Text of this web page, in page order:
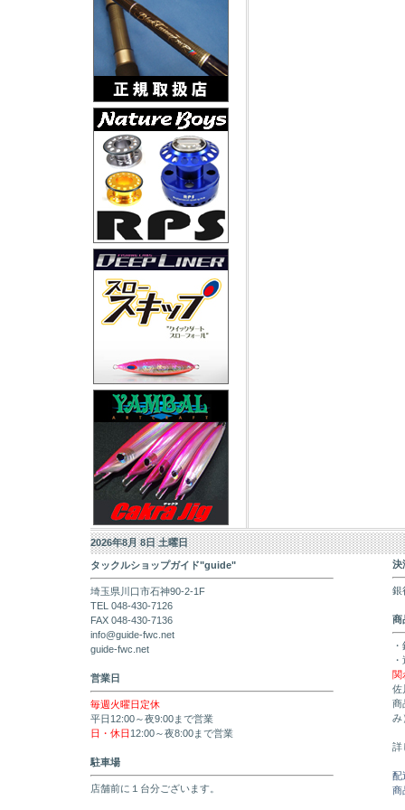
2026年8月 8日 土曜日
タックルショップガイド"guide"
埼玉県川口市石神90-2-1F
TEL 048-430-7126
FAX 048-430-7136
info@guide-fwc.net
guide-fwc.net
営業日
毎週火曜日定休
平日12:00～夜9:00まで営業
日・休日 12:00～夜8:00まで営業
駐車場
店舗前に１台分ございます。
決
銀
商
関
佐
商
み
詳
配
商